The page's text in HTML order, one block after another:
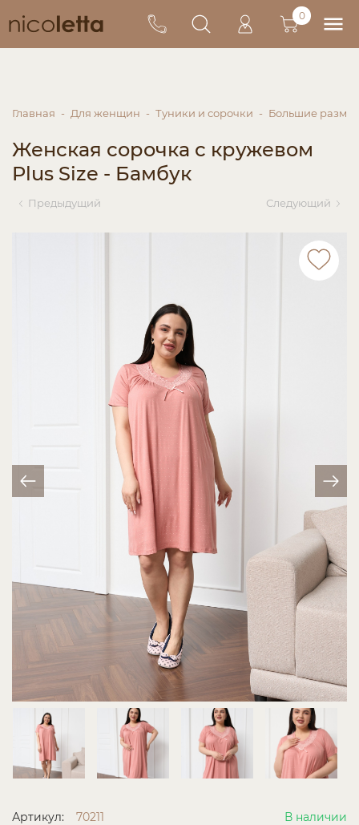
0
Главная Для женщин Туники и сорочки Большие
Женская сорочка с кружевом
Plus Size - Бамбук
Предыдущий Следующий
Артикул: 70211 В наличии